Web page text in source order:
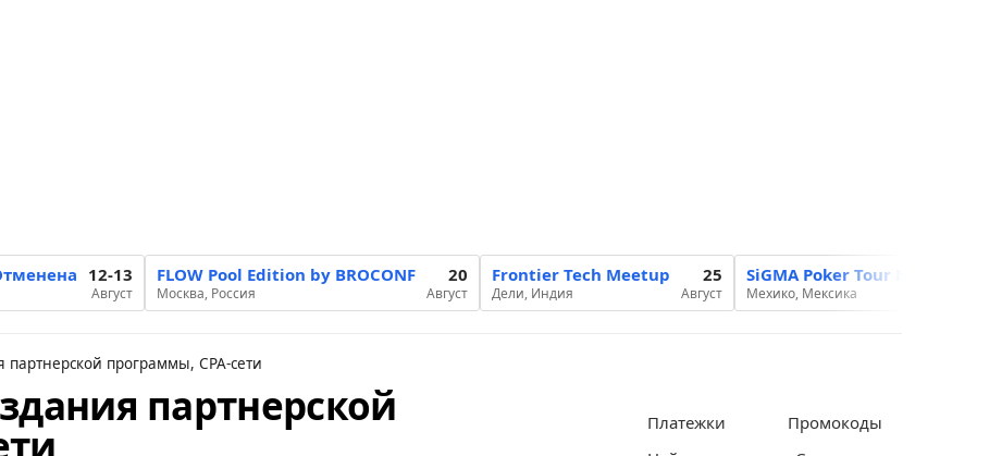
12-13
Август
FLOW Pool Edition by BROCONF
Москва, Россия
20
Август
Frontier Tech Meetup
Дели, Индия
25
Август
SiGMA Poker Tour Mexico 2026
Мехико, Мексика
программы, CPA-сети
партнерской Платежки
Промокоды